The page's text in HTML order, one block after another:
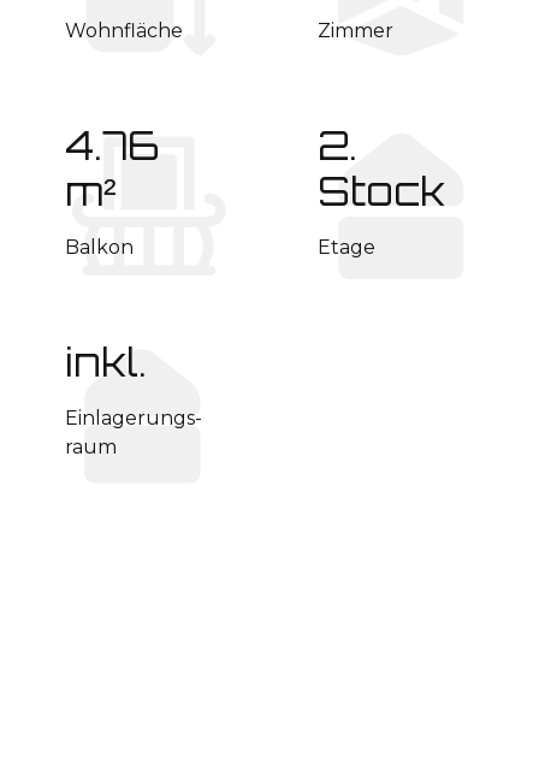
Wohnfläche Zimmer
4.76
m²
Balkon
2.
Stock
Etage
inkl.
Einlagerungs­
raum